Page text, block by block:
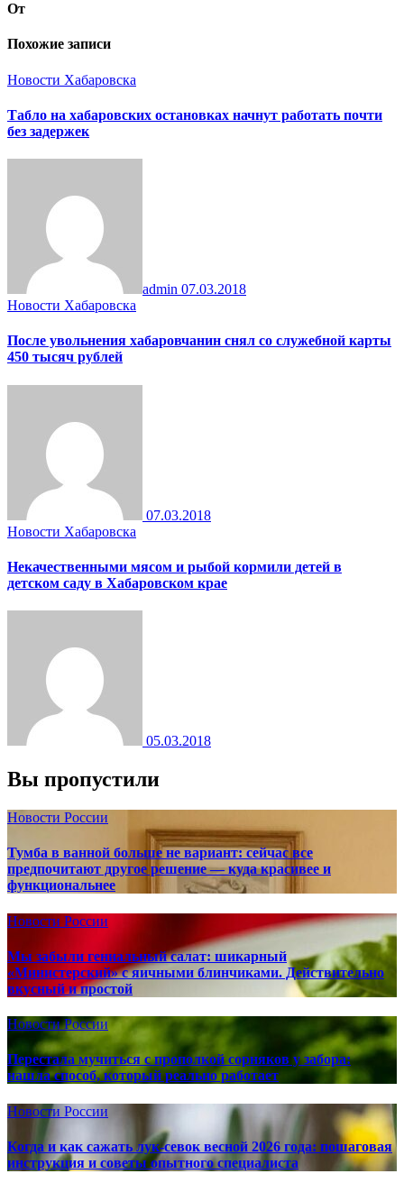
От
Похожие записи
Новости Хабаровска
Табло на хабаровских остановках начнут работать почти
без задержек
admin 07.03.2018
Новости Хабаровска
После увольнения хабаровчанин снял со служебной карты
450 тысяч рублей
07.03.2018
Новости Хабаровска
Некачественными мясом и рыбой кормили детей в
детском саду в Хабаровском крае
05.03.2018
Вы пропустили
Новости России
Тумба в ванной больше не вариант: сейчас все
предпочитают другое решение — куда красивее и
функциональнее
Новости России
Мы забыли гениальный салат: шикарный
«Министерский» с яичными блинчиками. Действительно
вкусный и простой
Новости России
Перестала мучиться с прополкой сорняков у забора:
нашла способ, который реально работает
Новости России
Когда и как сажать лук-севок весной 2026 года: пошаговая
инструкция и советы опытного специалиста